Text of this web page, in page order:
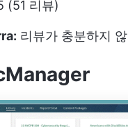
(51 리뷰)
리뷰가 충분하지